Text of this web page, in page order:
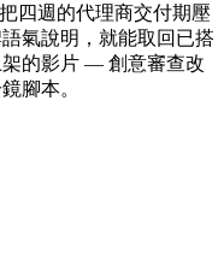
四週的代理商交付期壓
氣說明，就能取回已搭
的影片 — 創意審查改
腳本。